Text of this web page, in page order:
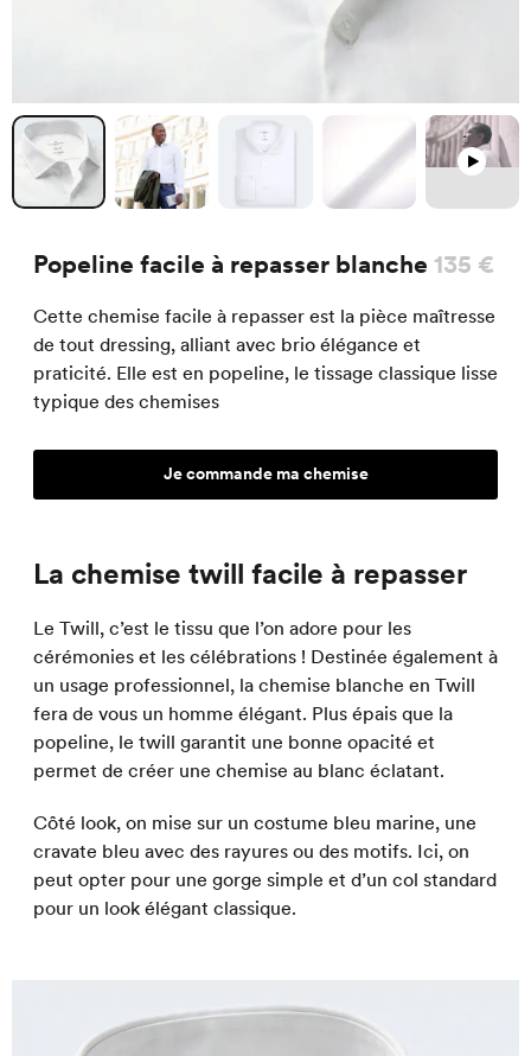
Popeline facile à repasser blanche 135 €
Cette chemise facile à repasser est la pièce maîtresse
de tout dressing, alliant avec brio élégance et
praticité. Elle est en popeline, le tissage classique lisse
typique des chemises
Je commande ma chemise
La chemise twill facile à repasser
Le Twill, c’est le tissu que l’on adore pour les
cérémonies et les célébrations ! Destinée également à
un usage professionnel, la chemise blanche en Twill
fera de vous un homme élégant. Plus épais que la
popeline, le twill garantit une bonne opacité et
permet de créer une chemise au blanc éclatant.
Côté look, on mise sur un costume bleu marine, une
cravate bleu avec des rayures ou des motifs. Ici, on
peut opter pour une gorge simple et d’un col standard
pour un look élégant classique.